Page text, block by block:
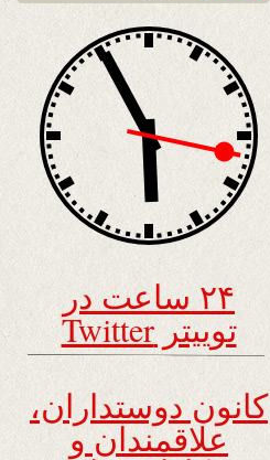
۲۴ ساعت در
توییتر Twitter
کانون دوستداران،
علاقمندان و